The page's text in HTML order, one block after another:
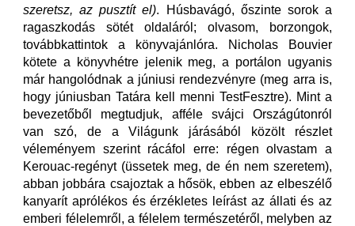
szeretsz, az pusztít el). Húsbavágó, őszinte sorok a
ragaszkodás sötét oldaláról; olvasom, borzongok,
továbbkattintok a könyvajánlóra. Nicholas Bouvier
kötete a könyvhétre jelenik meg, a portálon ugyanis
már hangolódnak a júniusi rendezvényre (meg arra is,
hogy júniusban Tatára kell menni TestFesztre). Mint a
bevezetőből megtudjuk, afféle svájci Országútonról
van szó, de a Világunk járásából közölt részlet
véleményem szerint rácáfol erre: régen olvastam a
Kerouac-regényt (üssetek meg, de én nem szeretem),
abban jobbára csajoztak a hősök, ebben az elbeszélő
kanyarít aprólékos és érzékletes leírást az állati és az
emberi félelemről, a félelem természetéről, melyben az